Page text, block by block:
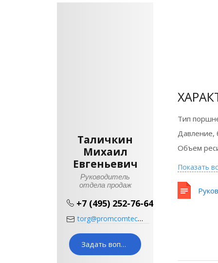
Таличкин
Михаил
Евгеньевич
Руководитель
отдела продаж
+7 (495) 252-76-64
torg@promcomtech.ru
Задать вопрос
Тип
Давление,
Объем
Показать